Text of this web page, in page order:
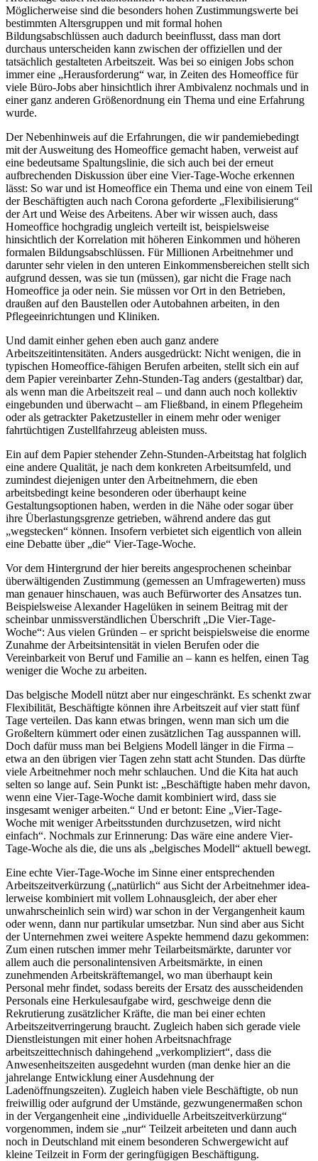
Möglicherweise sind die besonders hohen Zustimmungswerte bei
bestimmten Altersgruppen und mit formal hohen
Bildungsabschlüssen auch dadurch beeinflusst, dass man dort
durchaus unterscheiden kann zwischen der offiziellen und der
tatsächlich gestalteten Arbeitszeit. Was bei so einigen Jobs schon
immer eine „Herausforderung“ war, in Zeiten des Homeoffice für
viele Büro-Jobs aber hinsichtlich ihrer Ambivalenz nochmals und in
einer ganz anderen Größenordnung ein Thema und eine Erfahrung
wurde.
Der Nebenhinweis auf die Erfahrungen, die wir pandemiebedingt
mit der Ausweitung des Homeoffice gemacht haben, verweist auf
eine bedeutsame Spaltungslinie, die sich auch bei der erneut
aufbrechenden Diskussion über eine Vier-Tage-Woche erkennen
lässt: So war und ist Homeoffice ein Thema und eine von einem Teil
der Beschäftigten auch nach Corona geforderte „Flexibilisierung“
der Art und Weise des Arbeitens. Aber wir wissen auch, dass
Homeoffice hochgradig ungleich verteilt ist, beispielsweise
hinsichtlich der Korrelation mit höheren Einkommen und höheren
formalen Bildungsabschlüssen. Für Millionen Arbeitnehmer und
darunter sehr vielen in den unteren Einkommensbereichen stellt sich
aufgrund dessen, was sie tun (müssen), gar nicht die Frage nach
Homeoffice ja oder nein. Sie müssen vor Ort in den Betrieben,
draußen auf den Baustellen oder Autobahnen arbeiten, in den
Pflegeeinrichtungen und Kliniken.
Und damit einher gehen eben auch ganz andere
Arbeitszeitintensitäten. Anders ausgedrückt: Nicht wenigen, die in
typischen Homeoffice-fähigen Berufen arbeiten, stellt sich ein auf
dem Papier vereinbarter Zehn-Stunden-Tag anders (gestaltbar) dar,
als wenn man die Arbeitszeit real – und dann auch noch kollektiv
eingebunden und überwacht – am Fließband, in einem Pflegeheim
oder als getrackter Paketzusteller in einem mehr oder weniger
fahrtüchtigen Zustellfahrzeug ableisten muss.
Ein auf dem Papier stehender Zehn-Stunden-Arbeitstag hat folglich
eine andere Qualität, je nach dem konkreten Arbeitsumfeld, und
zumindest diejenigen unter den Arbeitnehmern, die eben
arbeitsbedingt keine besonderen oder überhaupt keine
Gestaltungsoptionen haben, werden in die Nähe oder sogar über
ihre Überlastungsgrenze getrieben, während andere das gut
„wegstecken“ können. Insofern verbietet sich eigentlich von allein
eine Debatte über „die“ Vier-Tage-Woche.
Vor dem Hintergrund der hier bereits angesprochenen scheinbar
überwältigenden Zustimmung (gemessen an Umfragewerten) muss
man genauer hinschauen, was auch Befürworter des Ansatzes tun.
Beispielsweise Alexander Hagelüken in seinem Beitrag mit der
scheinbar unmissverständlichen Überschrift „Die Vier-Tage-
Woche“: Aus vielen Gründen – er spricht beispielsweise die enorme
Zunahme der Arbeitsintensität in vielen Berufen oder die
Vereinbarkeit von Beruf und Familie an – kann es helfen, einen Tag
weniger die Woche zu arbeiten.
Das belgische Modell nützt aber nur eingeschränkt. Es schenkt zwar
Flexibilität, Beschäftigte können ihre Arbeitszeit auf vier statt fünf
Tage verteilen. Das kann etwas bringen, wenn man sich um die
Großeltern kümmert oder einen zusätzlichen Tag ausspannen will.
Doch dafür muss man bei Belgiens Modell länger in die Firma –
etwa an den übrigen vier Tagen zehn statt acht Stunden. Das dürfte
viele Arbeitnehmer noch mehr schlauchen. Und die Kita hat auch
selten so lange auf. Sein Punkt ist: „Beschäftigte haben mehr davon,
wenn eine Vier-Tage-Woche damit kombiniert wird, dass sie
insgesamt weniger arbeiten.“ Und er betont: Eine „Vier-Tage-
Woche mit weniger Arbeitsstunden durchzusetzen, wird nicht
einfach“. Nochmals zur Erinnerung: Das wäre eine andere Vier-
Tage-Woche als die, die uns als „belgisches Modell“ aktuell bewegt.
Eine echte Vier-Tage-Woche im Sinne einer entsprechenden
Arbeitszeitverkürzung („natürlich“ aus Sicht der Arbeitnehmer idea­
lerweise kombiniert mit vollem Lohnausgleich, der aber eher
unwahrscheinlich sein wird) war schon in der Vergangenheit kaum
oder wenn, dann nur partikular umsetzbar. Nun sind aber aus Sicht
der Unternehmen zwei weitere Aspekte hemmend dazu gekommen:
Zum einen rutschen immer mehr Teilarbeitsmärkte, darunter vor
allem auch die personalintensiven Arbeitsmärkte, in einen
zunehmenden Arbeitskräftemangel, wo man überhaupt kein
Personal mehr findet, sodass bereits der Ersatz des ausscheidenden
Personals eine Herkulesaufgabe wird, geschweige denn die
Rekrutierung zusätzlicher Kräfte, die man bei einer echten
Arbeitszeitverringerung braucht. Zugleich haben sich gerade viele
Dienstleistungen mit einer hohen Arbeitsnachfrage
arbeitszeittechnisch dahingehend „verkompliziert“, dass die
Anwesenheitszeiten ausgedehnt wurden (man denke hier an die
jahrelange Entwicklung einer Ausdehnung der
Ladenöffnungszeiten). Zugleich haben viele Beschäftigte, ob nun
freiwillig oder aufgrund der Umstände, gezwungenermaßen schon
in der Vergangenheit eine „individuelle Arbeitszeitverkürzung“
vorgenommen, indem sie „nur“ Teilzeit arbeiteten und dann auch
noch in Deutschland mit einem besonderen Schwergewicht auf
kleine Teilzeit in Form der geringfügigen Beschäftigung.